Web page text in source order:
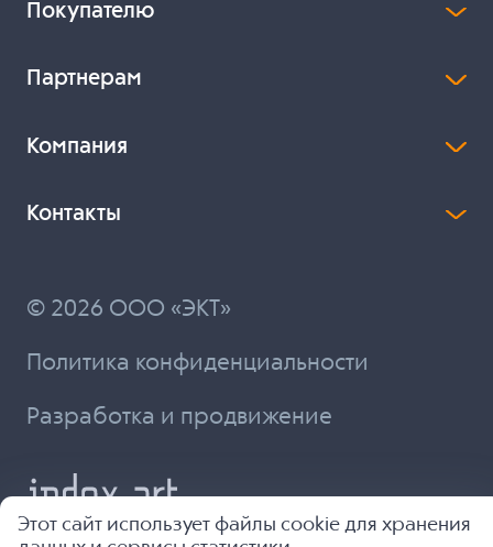
Покупателю
Партнерам
Компания
Контакты
© 2026 ООО «ЭКТ»
Политика конфиденциальности
Разработка и продвижение
Этот сайт использует файлы cookie для хранения